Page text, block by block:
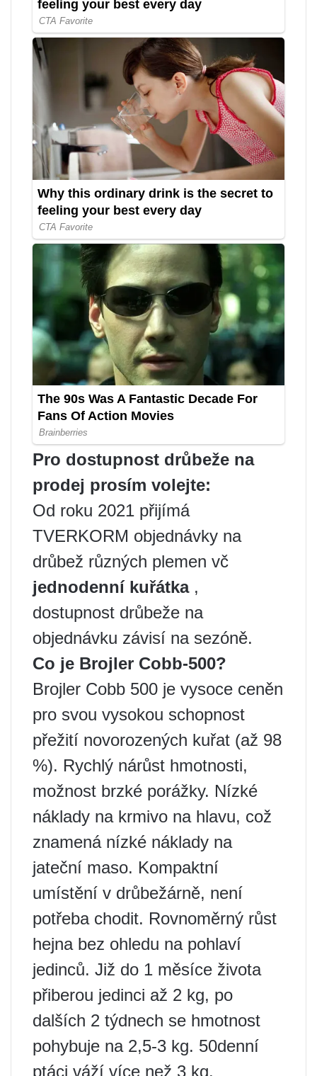
Pro dostupnost drůbeže na
prodej prosím volejte:
Od roku 2021 přijímá
TVERKORM objednávky na
drůbež různých plemen vč
jednodenní kuřátka,
dostupnost drůbeže na
objednávku závisí na sezóně.
Co je Brojler Cobb-500?
Brojler Cobb 500 je vysoce ceněn
pro svou vysokou schopnost
přežití novorozených kuřat (až 98
%). Rychlý nárůst hmotnosti,
možnost brzké porážky. Nízké
náklady na krmivo na hlavu, což
znamená nízké náklady na
jateční maso. Kompaktní
umístění v drůbežárně, není
potřeba chodit. Rovnoměrný růst
hejna bez ohledu na pohlaví
jedinců. Již do 1 měsíce života
přiberou jedinci až 2 kg, po
dalších 2 týdnech se hmotnost
pohybuje na 2,5-3 kg. 50denní
ptáci váží více než 3 kg.